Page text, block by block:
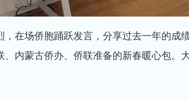
，在场侨胞踊跃发言，分享过去一年的成
、内蒙古侨办、侨联准备的新春暖心包。